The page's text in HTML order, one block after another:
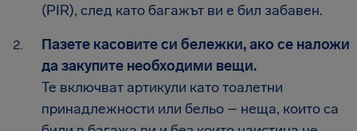
(PIR), след като багажът ви е бил забавен.
Пазете касовите си бележки, ако се наложи
да закупите необходими вещи.
Те включват артикули като тоалетни
принадлежности или бельо – неща, които са